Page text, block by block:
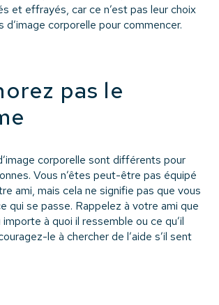
et effrayés, car ce n’est pas leur choix
d’image corporelle pour commencer.
pas le
corporelle sont différents pour
Vous n’êtes peut-être pas équipé
ami, mais cela ne signifie pas que vous
qui se passe. Rappelez à votre ami que
importe à quoi il ressemble ou ce qu’il
le à chercher de l’aide s’il sent